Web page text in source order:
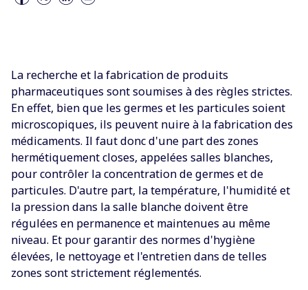
La recherche et la fabrication de produits
pharmaceutiques sont soumises à des règles strictes.
En effet, bien que les germes et les particules soient
microscopiques, ils peuvent nuire à la fabrication des
médicaments. Il faut donc d'une part des zones
hermétiquement closes, appelées salles blanches,
pour contrôler la concentration de germes et de
particules. D'autre part, la température, l'humidité et
la pression dans la salle blanche doivent être
régulées en permanence et maintenues au même
niveau. Et pour garantir des normes d'hygiène
élevées, le nettoyage et l'entretien dans de telles
zones sont strictement réglementés.